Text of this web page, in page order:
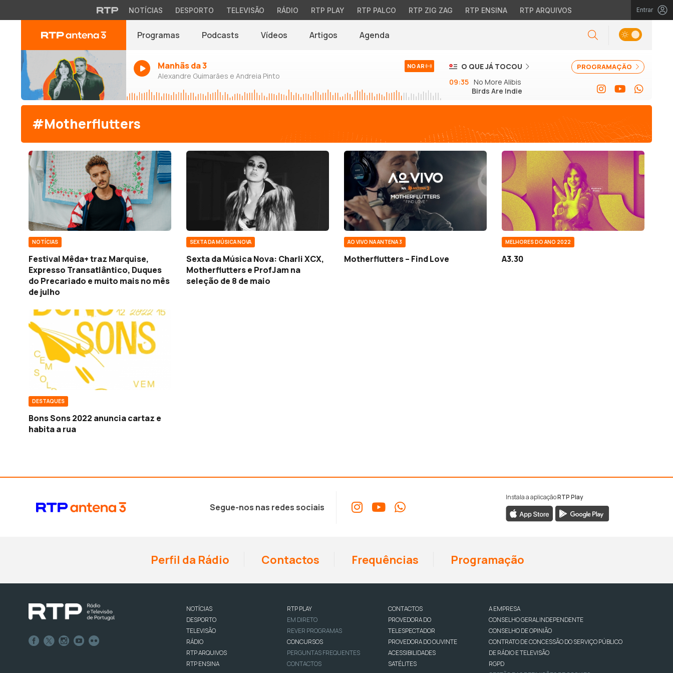
NOTÍCIAS DESPORTO TELEVISÃO RÁDIO RTP PLAY RTP PALCO RTP ZIG ZAG RTP ENSINA RTP ARQUIVOS Entrar
Programas Podcasts Vídeos Artigos Agenda
Manhãs da 3
Alexandre Guimarães e Andreia Pinto
NO AR PROGRAMAÇÃO
O QUE JÁ TOCOU
09:35 No More Alibis
Birds Are Indie
#Motherflutters
NOTÍCIAS
Festival Mêda+ traz Marquise,
Expresso Transatlântico, Duques
do Precariado e muito mais no mês
de julho
SEXTA DA MÚSICA NOVA
Sexta da Música Nova: Charli XCX,
Motherflutters e ProfJam na
seleção de 8 de maio
AO VIVO NA ANTENA 3
Motherflutters – Find Love
MELHORES DO ANO 2022
A3.30
DESTAQUES
Bons Sons 2022 anuncia cartaz e
habita a rua
Segue-nos nas redes sociais
Instala a aplicaçãoRTP Play
Perfil da Rádio Contactos Frequências Programação
NOTÍCIAS
DESPORTO
TELEVISÃO
RÁDIO
RTP ARQUIVOS
RTP ENSINA
RTP PLAY
EM DIRETO
REVER PROGRAMAS
CONCURSOS
PERGUNTAS FREQUENTES
CONTACTOS
CONTACTOS
PROVEDORA DO
TELESPECTADOR
PROVEDORA DO OUVINTE
ACESSIBILIDADES
SATÉLITES
A EMPRESA
CONSELHO GERAL INDEPENDENTE
CONSELHO DE OPINIÃO
CONTRATO DE CONCESSÃO DO SERVIÇO PÚBLICO
DE RÁDIO E TELEVISÃO
RGPD